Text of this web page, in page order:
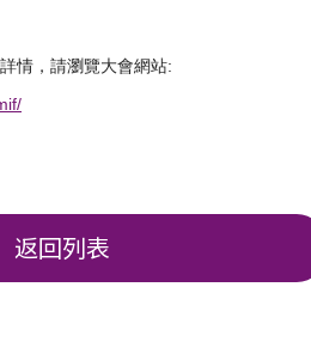
情，請瀏覽大會網站:
返回列表